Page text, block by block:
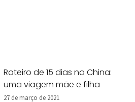
Roteiro de 15 dias na China:
uma viagem mãe e filha
27 de março de 2021